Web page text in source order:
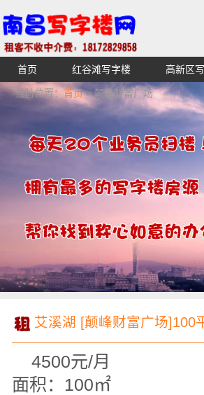
【不收中介费】南昌写字楼出租租
湖青云谱写字楼
首页 红谷滩写字楼 高新区
当前位置： 首页> 颠峰财富广场
艾溪湖 [颠峰财富广场]100
4500元/月
面积：100㎡